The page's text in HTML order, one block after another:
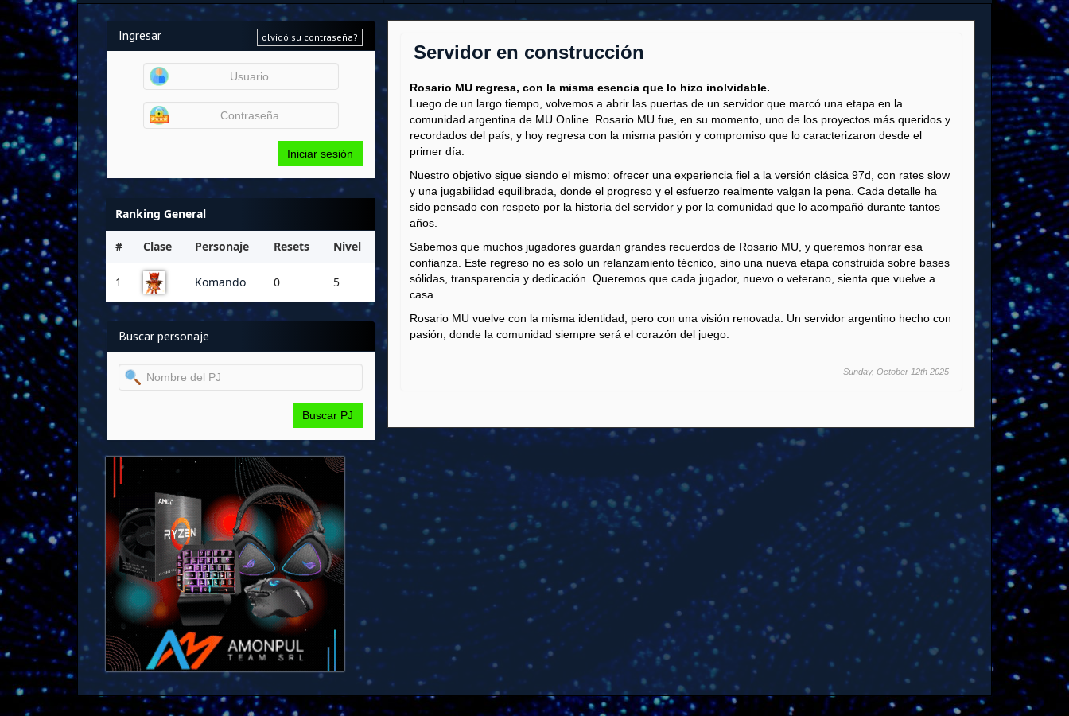
Ingresar olvidó su contraseña?
Iniciar sesión
Ranking General
# Clase Personaje Resets Nivel
1 Komando 0 5
Buscar personaje
Buscar PJ
Servidor en construcción
Rosario MU regresa, con la misma esencia que lo hizo inolvidable.
Luego de un largo tiempo, volvemos a abrir las puertas de un servidor que marcó una etapa en la
comunidad argentina de MU Online. Rosario MU fue, en su momento, uno de los proyectos más queridos y
recordados del país, y hoy regresa con la misma pasión y compromiso que lo caracterizaron desde el
primer día.
Nuestro objetivo sigue siendo el mismo: ofrecer una experiencia fiel a la versión clásica 97d, con rates slow
y una jugabilidad equilibrada, donde el progreso y el esfuerzo realmente valgan la pena. Cada detalle ha
sido pensado con respeto por la historia del servidor y por la comunidad que lo acompañó durante tantos
años.
Sabemos que muchos jugadores guardan grandes recuerdos de Rosario MU, y queremos honrar esa
confianza. Este regreso no es solo un relanzamiento técnico, sino una nueva etapa construida sobre bases
sólidas, transparencia y dedicación. Queremos que cada jugador, nuevo o veterano, sienta que vuelve a
casa.
Rosario MU vuelve con la misma identidad, pero con una visión renovada. Un servidor argentino hecho con
pasión, donde la comunidad siempre será el corazón del juego.
Sunday, October 12th 2025